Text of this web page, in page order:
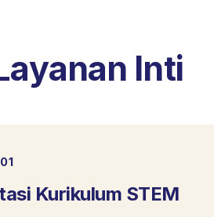
Inti
1
Kurikulum STEM